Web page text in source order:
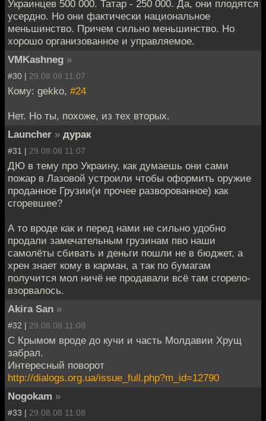
Украинцев 500 000. Татар - 250 000. Да, они плодятся
усердно. Но они фактически национальное
меньшинство. Причем сильно меньшинство. Но
хорошо организованное и управляемое.
VMKashneg »
#30 | 29.08.08 11:07
Кому: gekko, #24
Нет. Но ты, похоже, из тех вторых.
Launcher » дурак
#31 | 29.08.08 11:07
ДЮ в тему про Украину, как думаешь они сами
пожар в Лазовой устроили чтобы оформить оружие
проданное Грузии(и прочее разворованное) как
сгоревшее?
А то вроде как и перед нами не сильно удобно
продали замечательным грузинам пво наши
самолёты сбивать и деньги пошли не в бюджет, а
хрен знает кому в карман, а так по бумагам
получится мол ничё не продавали всё там сгорело-
взорвалось.
Akira San »
#32 | 29.08.08 11:08
С Крымом вроде до кучи и часть Молдавии Хрущ
забрал.
Интересный поворот
http://dialogs.org.ua/issue_full.php?m_id=12790
Nogokam »
#33 | 29.08.08 11:08